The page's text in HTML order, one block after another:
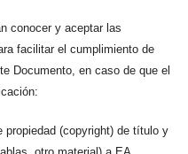
conocer y aceptar las
facilitar el cumplimiento de
Documento, en caso de que el
propiedad (copyright) de título y